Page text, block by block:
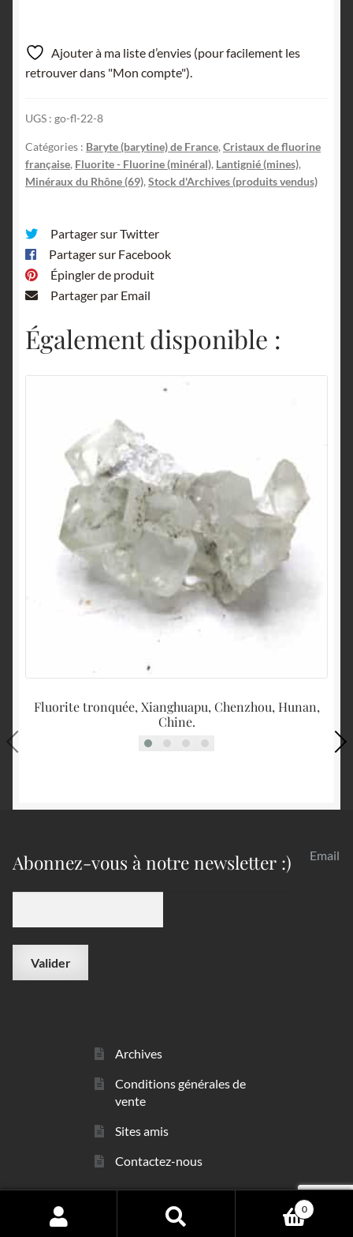
Ajouter à ma liste d’envies (pour facilement les
retrouver dans "Mon compte").
UGS : go-fl-22-8
Catégories : Baryte (barytine) de France, Cristaux de fluorine
française, Fluorite - Fluorine (minéral), Lantignié (mines),
Minéraux du Rhône (69), Stock d'Archives (produits vendus)
Partager sur Twitter
Partager sur Facebook
Épingler de produit
Partager par Email
Également disponible :
Fluorite tronquée, Xianghuapu, Chenzhou, Hunan,
Chine.
Abonnez-vous à notre newsletter :) Email
Archives
Conditions générales de
vente
Sites amis
Contactez-nous
© sarl Les Minéraux 2006 - 2026
Search
0